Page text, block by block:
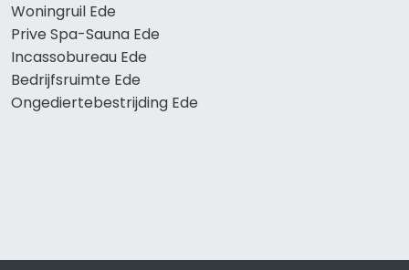
Woningruil Ede
Prive Spa-Sauna Ede
Incassobureau Ede
Bedrijfsruimte Ede
Ongediertebestrijding Ede